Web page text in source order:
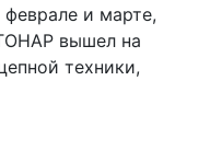
феврале и марте,
вышел на
техники,